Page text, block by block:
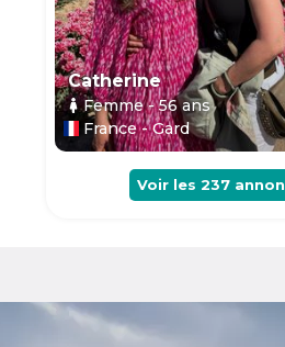
Catherine
Femme- 56ans
France - Gard
Voir les 237